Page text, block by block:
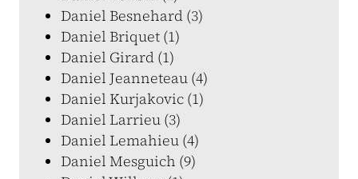
Daniel Besnehard (3)
Daniel Briquet (1)
Daniel Girard (1)
Daniel Jeanneteau (4)
Daniel Kurjakovic (1)
Daniel Larrieu (3)
Daniel Lemahieu (4)
Daniel Mesguich (9)